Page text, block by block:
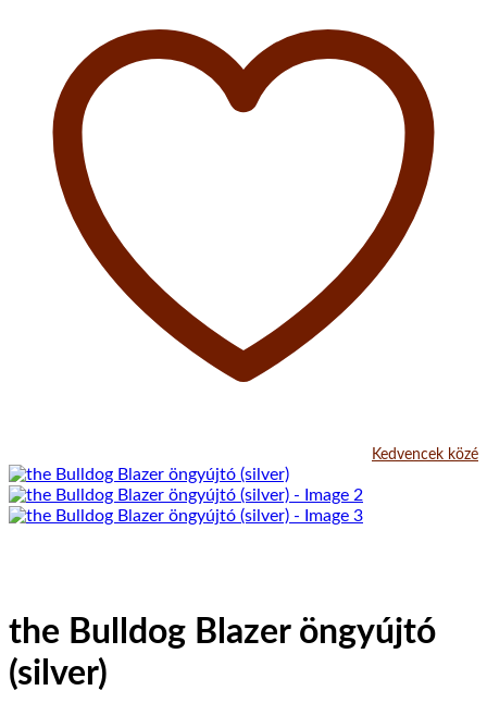
Kedvencek közé
the Bulldog Blazer öngyújtó
(silver)